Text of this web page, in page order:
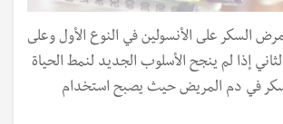
السكر على الأنسولين في النوع الأول وعلى
إذا لم ينجح الأسلوب الجديد لنمط الحياة
في دم المريض حيث يصبح استخدام